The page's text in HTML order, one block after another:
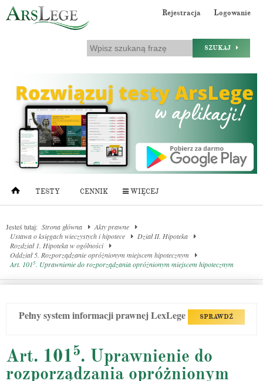
Rejestracja Logowanie
SZUKAJ
TESTY CENNIK WIĘCEJ
Jesteś tutaj: Strona główna
Akty prawne
Ustawa o księgach wieczystych i hipotece
Dział II. Hipoteka
Rozdział 1. Hipoteka w ogólności
Oddział 5. Rozporządzanie opróżnionym miejscem hipotecznym
Art. 1015. Uprawnienie do rozporządzania opróżnionym miejscem hipotecznym
Pełny system informacji prawnej LexLege SPRAWDŹ
Art. 1015. Uprawnienie do
rozporządzania opróżnionym